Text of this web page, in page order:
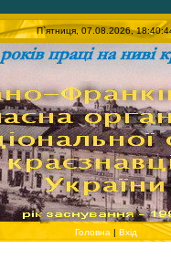
П`ятниця, 07.08.2026,
Головна | Вхід